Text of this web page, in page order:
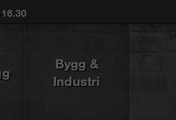
Bygg &
Industri